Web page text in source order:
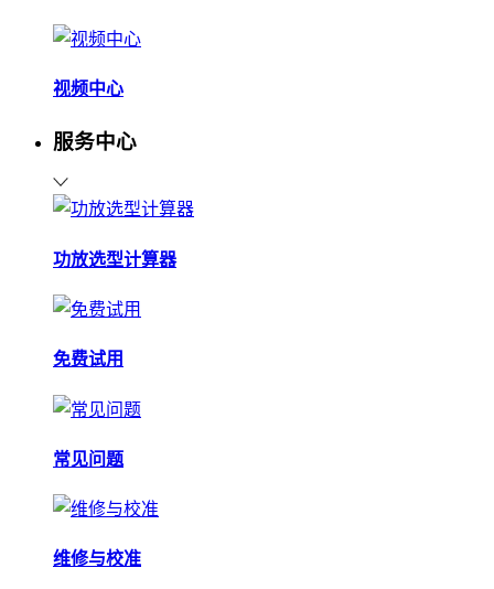
视频中心
服务中心
功放选型计算器
免费试用
常见问题
维修与校准